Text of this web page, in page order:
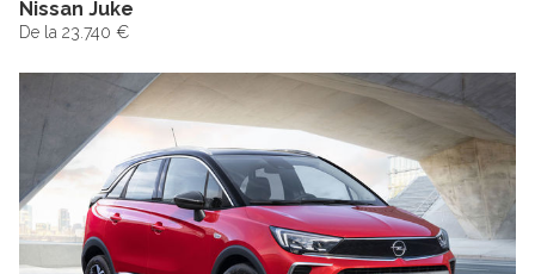
Nissan Juke
De la 23.740 €